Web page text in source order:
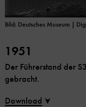
Bild: Deutsches Museum |
1951
Der Führerstand der
gebracht.
Download